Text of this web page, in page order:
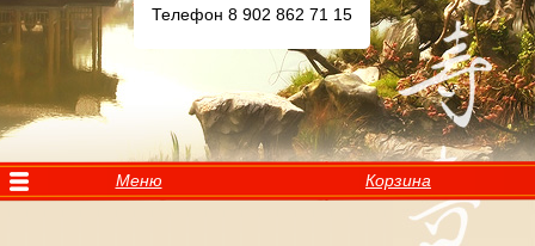
Телефон 8 902 862 71 15
Меню Корзина